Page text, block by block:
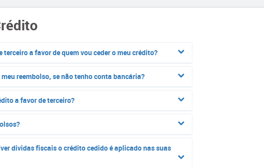
a favor de quem vou ceder o meu crédito?
reembolso, se não tenho conta bancária?
a favor de terceiro?
dividas fiscais o crédito cedido é aplicado nas suas